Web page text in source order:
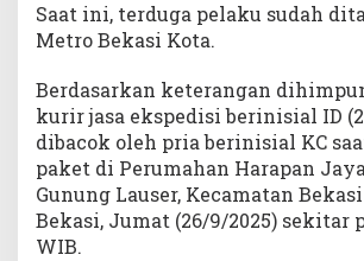
Saat ini, terduga pelaku sudah
Metro Bekasi Kota.
Berdasarkan keterangan
kurir jasa ekspedisi berinisial ID
dibacok oleh pria berinisial KC
paket di Perumahan Harapan
Gunung Lauser, Kecamatan
Bekasi, Jumat (26/9/2025) sekitar
WIB.